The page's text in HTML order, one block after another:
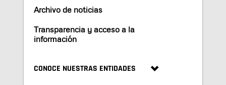
Archivo de noticias
Transparencia y acceso a la
información
CONOCE NUESTRAS ENTIDADES